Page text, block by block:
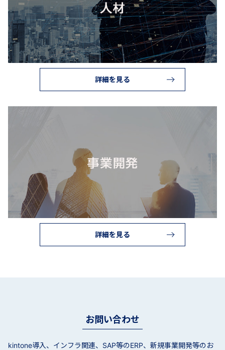
詳細を見る
詳細を見る
お問い合わせ
kintone導入、インフラ関連、SAP等のERP、新規事業開発等のお